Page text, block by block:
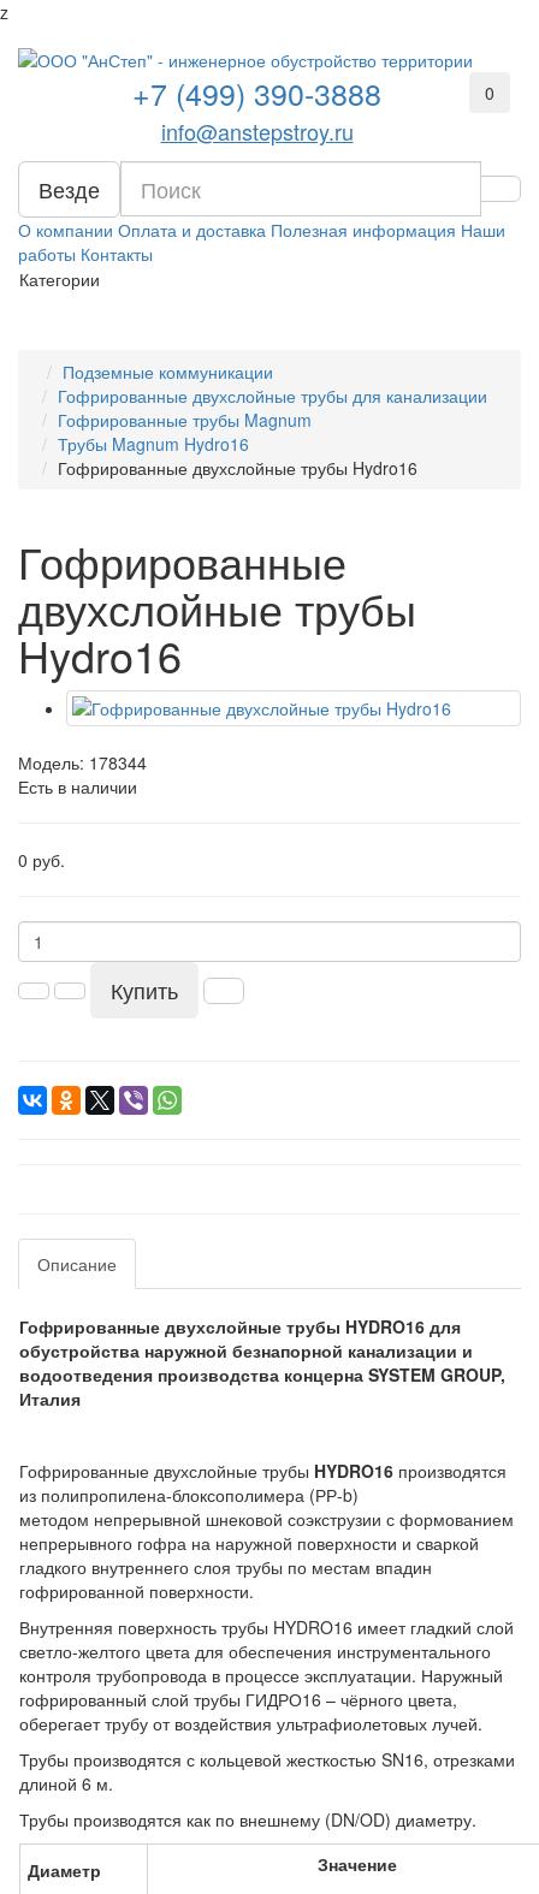
z
+7 (499) 390-3888
info@anstepstroy.ru
0
Везде
О компании Оплата и доставка Полезная информация Наши
работы Контакты
Категории
Подземные коммуникации
Гофрированные двухслойные трубы для канализации
Гофрированные трубы Magnum
Трубы Magnum Hydro16
Гофрированные двухслойные трубы Hydro16
Гофрированные
двухслойные трубы
Hydro16
Модель: 178344
Есть в наличии
0 руб.
Купить
Описание
Гофрированные двухслойные трубы HYDRO16 для
обустройства наружной безнапорной канализации и
водоотведения производства концерна SYSTEM GROUP,
Италия
Гофрированные двухслойные трубы HYDRO16 производятся
из полипропилена-блоксополимера (РР-b)
методом непрерывной шнековой соэкструзии с формованием
непрерывного гофра на наружной поверхности и сваркой
гладкого внутреннего слоя трубы по местам впадин
гофрированной поверхности.
Внутренняя поверхность трубы HYDRO16 имеет гладкий слой
светло-желтого цвета для обеспечения инструментального
контроля трубопровода в процессе эксплуатации. Наружный
гофрированный слой трубы ГИДРО16 – чёрного цвета,
оберегает трубу от воздействия ультрафиолетовых лучей.
Трубы производятся с кольцевой жесткостью SN16, отрезками
длиной 6 м.
Трубы производятся как по внешнему (DN/OD) диаметру.
Диаметр Значение